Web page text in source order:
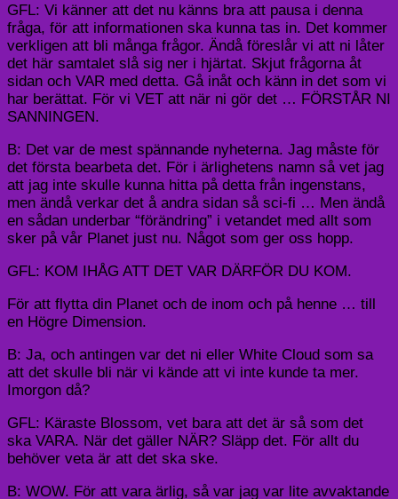
GFL: Vi känner att det nu känns bra att pausa i denna
fråga, för att informationen ska kunna tas in. Det kommer
verkligen att bli många frågor. Ändå föreslår vi att ni låter
det här samtalet slå sig ner i hjärtat. Skjut frågorna åt
sidan och VAR med detta. Gå inåt och känn in det som vi
har berättat. För vi VET att när ni gör det … FÖRSTÅR NI
SANNINGEN.
B: Det var de mest spännande nyheterna. Jag måste för
det första bearbeta det. För i ärlighetens namn så vet jag
att jag inte skulle kunna hitta på detta från ingenstans,
men ändå verkar det å andra sidan så sci-fi … Men ändå
en sådan underbar “förändring” i vetandet med allt som
sker på vår Planet just nu. Något som ger oss hopp.
GFL: KOM IHÅG ATT DET VAR DÄRFÖR DU KOM.
För att flytta din Planet och de inom och på henne … till
en Högre Dimension.
B: Ja, och antingen var det ni eller White Cloud som sa
att det skulle bli när vi kände att vi inte kunde ta mer.
Imorgon då?
GFL: Käraste Blossom, vet bara att det är så som det
ska VARA. När det gäller NÄR? Släpp det. För allt du
behöver veta är att det ska ske.
B: WOW. För att vara ärlig, så var jag var lite avvaktande